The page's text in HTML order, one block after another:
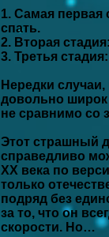
1. Самая первая
спать.
2. Вторая
3. Третья
Нередки
довольно широк
не сравнимо со
Этот страшный
справедливо
ХХ века по
только
подряд без
за то, что он
скорости. Но…